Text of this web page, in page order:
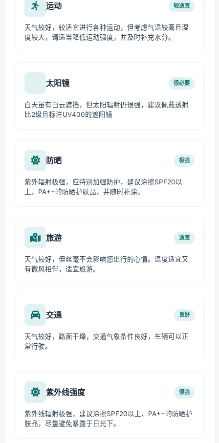
运动 较适宜
天气较好，较适宜进行各种运动，但考虑气温较高且湿
度较大，请适当降低运动强度，并及时补充水分。
太阳镜 很必要
白天虽有白云遮挡，但太阳辐射仍很强，建议佩戴透射
比2级且标注UV400的遮阳镜
防晒 极强
紫外辐射极强，应特别加强防护，建议涂擦SPF20以
上，PA++的防晒护肤品，并随时补涂。
旅游 适宜
天气较好，但丝毫不会影响您出行的心情。温度适宜又
有微风相伴，适宜旅游。
交通 良好
天气较好，路面干燥，交通气象条件良好，车辆可以正
常行驶。
紫外线强度 很强
紫外线辐射极强，建议涂擦SPF20以上、PA++的防晒护
肤品，尽量避免暴露于日光下。